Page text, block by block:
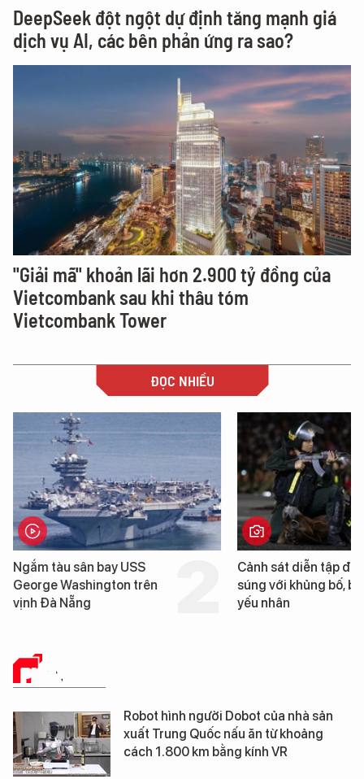
DeepSeek đột ngột dự định tăng mạnh giá
dịch vụ AI, các bên phản ứng ra sao?
"Giải mã" khoản lãi hơn 2.900 tỷ đồng của
Vietcombank sau khi thâu tóm
Vietcombank Tower
ĐỌC NHIỀU
bay USS
trên
Cảnh sát diễn tập đấu
súng với khủng bố, bảo vệ
PHÂN TÍCH
Robot hình người Dobot của nhà sản
xuất Trung Quốc nấu ăn từ khoảng
cách 1.800 km bằng kính VR